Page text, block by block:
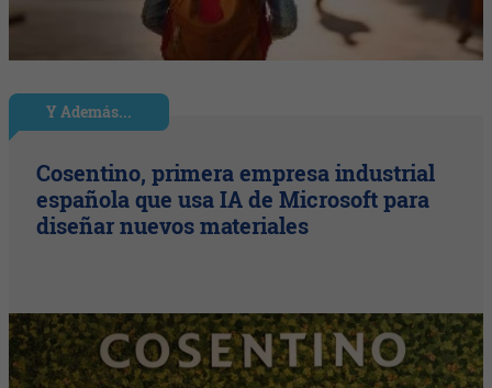
Y Además...
Cosentino, primera empresa industrial
española que usa IA de Microsoft para
diseñar nuevos materiales